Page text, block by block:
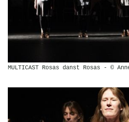
MULTICAST Rosas danst Rosas - ©